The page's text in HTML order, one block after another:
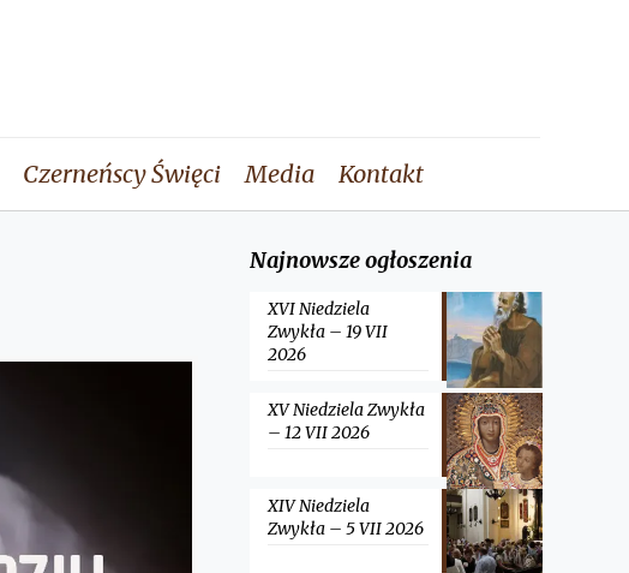
Czerneńscy Święci Media Kontakt
Najnowsze ogłoszenia
XVI Niedziela
Zwykła – 19 VII
2026
XV Niedziela Zwykła
– 12 VII 2026
XIV Niedziela
Zwykła – 5 VII 2026